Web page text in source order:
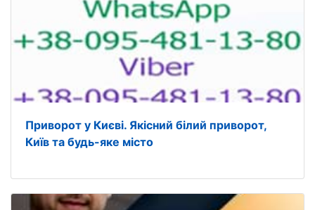
Приворот у Києві. Якiсний білий приворот,
Київ та будь-яке місто